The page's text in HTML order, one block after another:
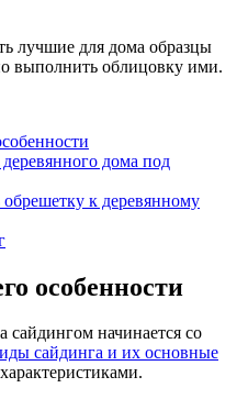
лучшие для дома образцы
выполнить облицовку ими.
дома под
к деревянному
особенности
сайдингом начинается со
сайдинга и их основные